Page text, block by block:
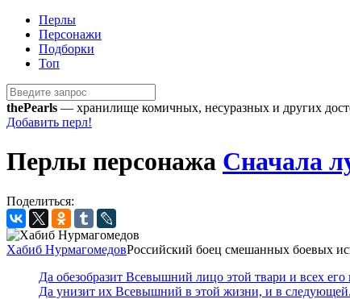
Перлы
Персонажи
Подборки
Топ
thePearls — хранилище комичных, несуразных и других
Добавить перл!
Перлы персонажа Сначала
Поделиться:
Хабиб НурмагомедовРоссийский боец смешанных боевых
Да обезобразит Всевышний лицо этой твари и всех
Да унизит их Всевышний в этой жизни, и в следующей.